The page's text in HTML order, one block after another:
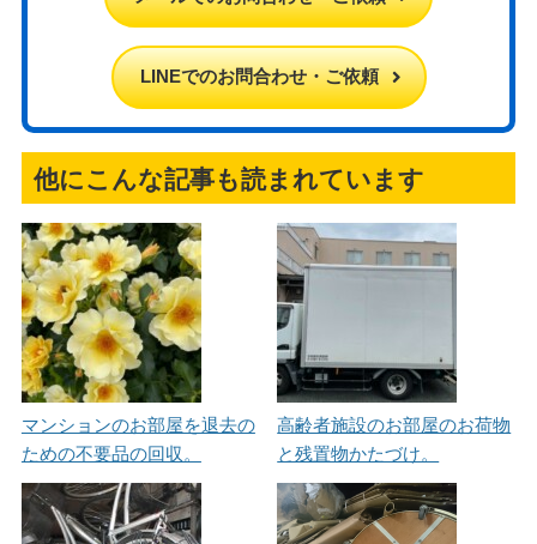
LINEでのお問合わせ・ご依頼
他にこんな記事も読まれています
マンションのお部屋を退去の
ための不要品の回収。
高齢者施設のお部屋のお荷物
と残置物かたづけ。